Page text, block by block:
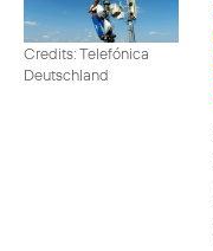
Credits: Telefónica
Deutschland